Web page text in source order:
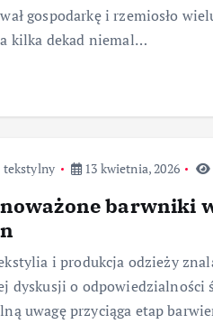
gospodarkę i rzemiosło
kilka dekad niemal…
tekstylny 13 kwietnia, 2026
barwniki
i produkcja odzieży
dyskusji o odpowiedzialności
uwagę przyciąga etap